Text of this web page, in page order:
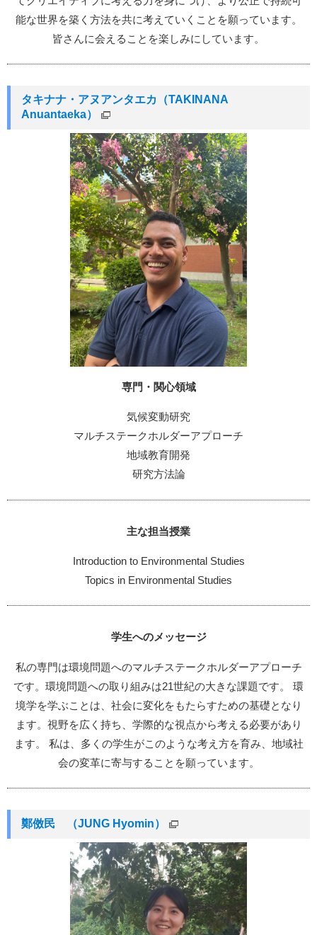
能な世界を築く方法を共に考えていくことを願っています。
皆さんに会えることを楽しみにしています。
タキナナ・アヌアンタエカ（TAKINANA
Anuantaeka）
専門・関心領域
気候変動研究
マルチステークホルダーアプローチ
地域教育開発
研究方法論
主な担当授業
Introduction to Environmental Studies
Topics in Environmental Studies
学生へのメッセージ
私の専門は環境問題へのマルチステークホルダーアプローチ
です。環境問題への取り組みは21世紀の大きな課題です。 環
境学を学ぶことは、社会に変化をもたらすための基礎となり
ます。視野を広く持ち、学際的な視点から考える必要があり
ます。 私は、多くの学生がこのような考え方を育み、地域社
会の変革に寄与することを願っています。
鄭傚民 （JUNG Hyomin）